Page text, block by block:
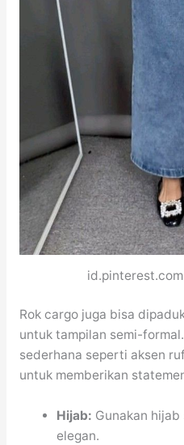
Rok cargo juga bisa
untuk tampilan semi-
sederhana seperti aksen
untuk memberikan
Hijab: Gunakan
elegan.